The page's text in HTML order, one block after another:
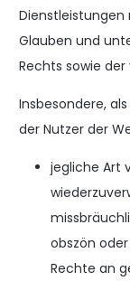
Dienstleistungen
Glauben und
Rechts sowie
Insbesondere,
der Nutzer der
jegliche Art
obszön
Rechte an